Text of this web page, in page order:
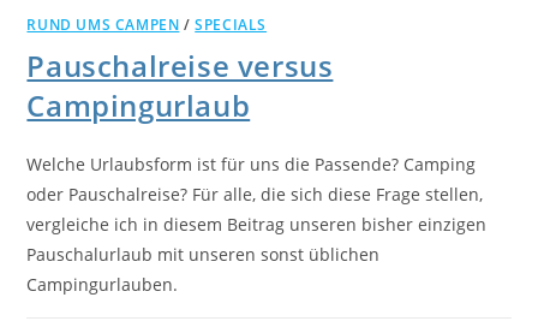
RUND UMS CAMPEN /SPECIALS
Pauschalreise versus
Campingurlaub
Welche Urlaubsform ist für uns die Passende? Camping
oder Pauschalreise? Für alle, die sich diese Frage stellen,
vergleiche ich in diesem Beitrag unseren bisher einzigen
Pauschalurlaub mit unseren sonst üblichen
Campingurlauben.